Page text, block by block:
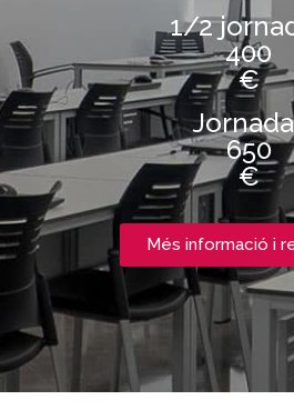
1/2
400
€
650
€
Més informació i